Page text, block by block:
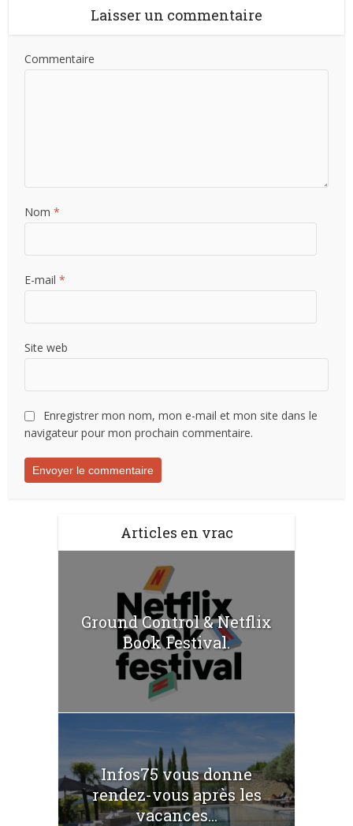
Laisser un commentaire
Commentaire
Nom*
E-mail*
Site web
Enregistrer mon nom, mon e-mail et mon site dans le
navigateur pour mon prochain commentaire.
Articles en vrac
Ground Control & Netflix
Book Festival.
Infos75 vous donne
rendez-vous après les
vacances...